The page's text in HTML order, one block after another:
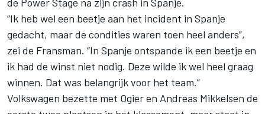
“Ik heb wel een beetje aan het incident in Spanje
gedacht, maar de condities waren toen heel anders”,
zei de Fransman. “In Spanje ontspande ik een beetje en
ik had de winst niet nodig. Deze wilde ik wel heel graag
winnen. Dat was belangrijk voor het team.”
Volkswagen bezette met Ogier en Andreas Mikkelsen de